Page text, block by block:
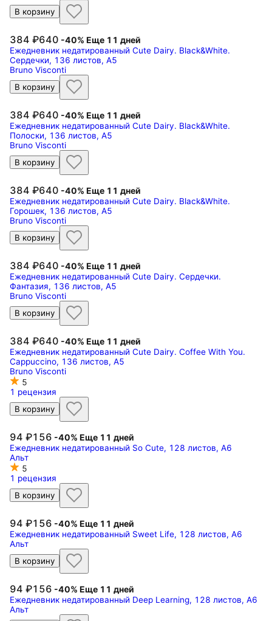
В корзину
384 640 -40% Еще 11 дней
Ежедневник недатированный Cute Dairy. Black&White.
Сердечки, 136 листов, А5
Bruno Visconti
В корзину
384 640 -40% Еще 11 дней
Ежедневник недатированный Cute Dairy. Black&White.
Полоски, 136 листов, А5
Bruno Visconti
В корзину
384 640 -40% Еще 11 дней
Ежедневник недатированный Cute Dairy. Black&White.
Горошек, 136 листов, А5
Bruno Visconti
В корзину
384 640 -40% Еще 11 дней
Ежедневник недатированный Cute Dairy. Сердечки.
Фантазия, 136 листов, А5
Bruno Visconti
В корзину
384 640 -40% Еще 11 дней
Ежедневник недатированный Cute Dairy. Coffee With You.
Cappuccino, 136 листов, А5
Bruno Visconti
5
1 рецензия
В корзину
94 156 -40% Еще 11 дней
Ежедневник недатированный So Cute, 128 листов, А6
Альт
5
1 рецензия
В корзину
94 156 -40% Еще 11 дней
Ежедневник недатированный Sweet Life, 128 листов, А6
Альт
В корзину
94 156 -40% Еще 11 дней
Ежедневник недатированный Deep Learning, 128 листов, А6
Альт